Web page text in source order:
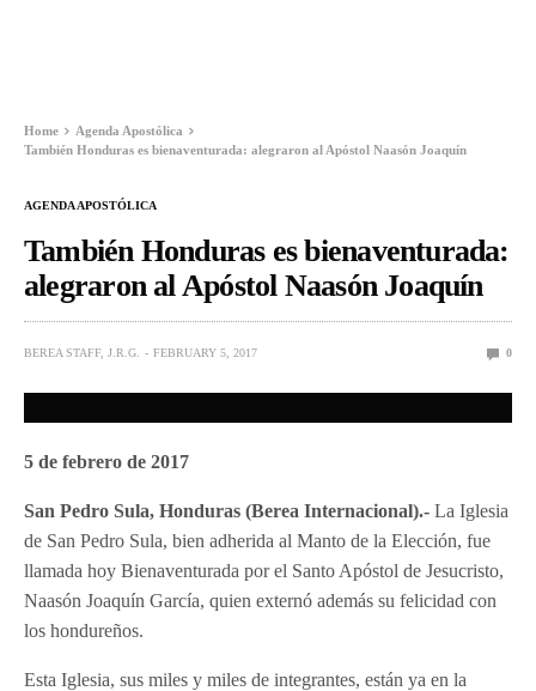
Home
Agenda Apostólica
También Honduras es bienaventurada: alegraron al Apóstol Naasón Joaquín
AGENDA APOSTÓLICA
También Honduras es bienaventurada:
alegraron al Apóstol Naasón Joaquín
BEREA STAFF, J.R.G. FEBRUARY 5, 2017 0
5 de febrero de 2017
San Pedro Sula, Honduras (Berea Internacional).- La Iglesia
de San Pedro Sula, bien adherida al Manto de la Elección, fue
llamada hoy Bienaventurada por el Santo Apóstol de Jesucristo,
Naasón Joaquín García, quien externó además su felicidad con
los hondureños.
Esta Iglesia, sus miles y miles de integrantes, están ya en la